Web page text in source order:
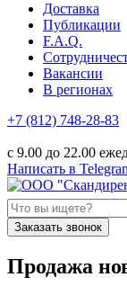
Доставка
Публикации
F.A.Q.
Вакансии
В регионах
+7 (812) 748-28-83
с 9.00 до 22.00
Написать в
Заказать звонок
Продажа